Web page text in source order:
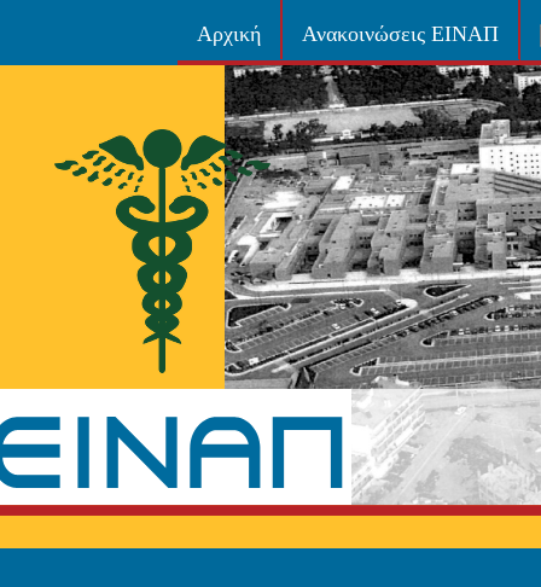
Αρχική Ανακοινώσεις ΕΙΝΑΠ